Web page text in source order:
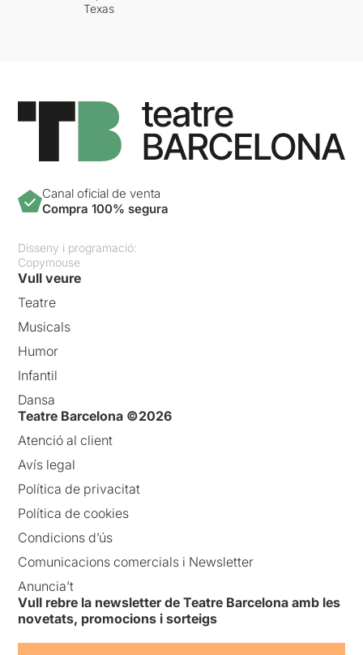
Texas
Canal oficial de venta
Compra 100% segura
Disseny i programació:
Copymouse
Vull veure
Teatre
Musicals
Humor
Infantil
Dansa
Teatre Barcelona ©2026
Atenció al client
Avís legal
Política de privacitat
Política de cookies
Condicions d’ús
Comunicacions comercials i Newsletter
Anuncia’t
Vull rebre la newsletter de Teatre Barcelona amb les
novetats, promocions i sorteigs